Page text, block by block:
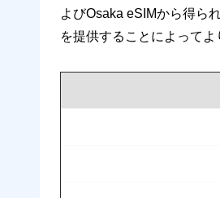
よびOsaka eSIMから得ら
を提供することによって